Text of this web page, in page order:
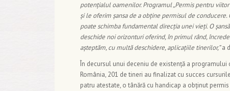
potențialul oamenilor. Programul „Permis pentru
și le oferim șansa de a obține permisul de
poate schimba fundamental direcția unei vieți. O
deschide noi orizonturi oferind, în primul rând,
așteptăm, cu multă deschidere, aplicațiile tinerilor,”a
În decursul unui deceniu de existență a
România, 201 de tineri au finalizat cu succes
patru atestate, o tânără cu handicap a obținut